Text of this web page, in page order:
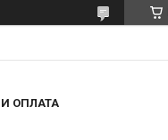
ОПЛАТА